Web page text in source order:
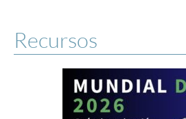
Recursos